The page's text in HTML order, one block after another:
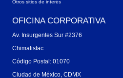
Otros sitios de interés
OFICINA CORPORATIVA
Av. Insurgentes Sur #2376
Chimalistac
Código Postal: 01070
Ciudad de México, CDMX